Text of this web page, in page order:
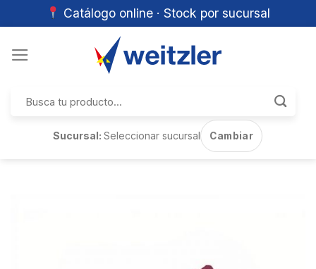
Catálogo online · Stock por sucursal
por:
Sucursal:Seleccionar sucursal Cambiar